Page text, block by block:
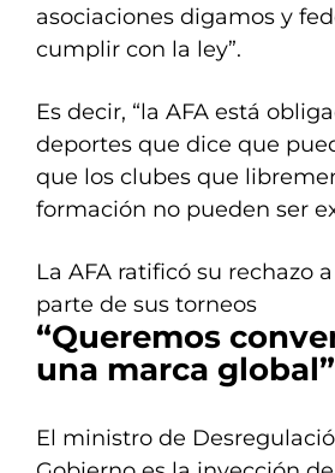
asociaciones digamos y
cumplir con la ley”.
Es decir, “la AFA está
deportes que dice que
que los clubes que
formación no pueden ser
La AFA ratificó su rechazo
parte de sus torneos
“Queremos
una marca global”
El ministro de